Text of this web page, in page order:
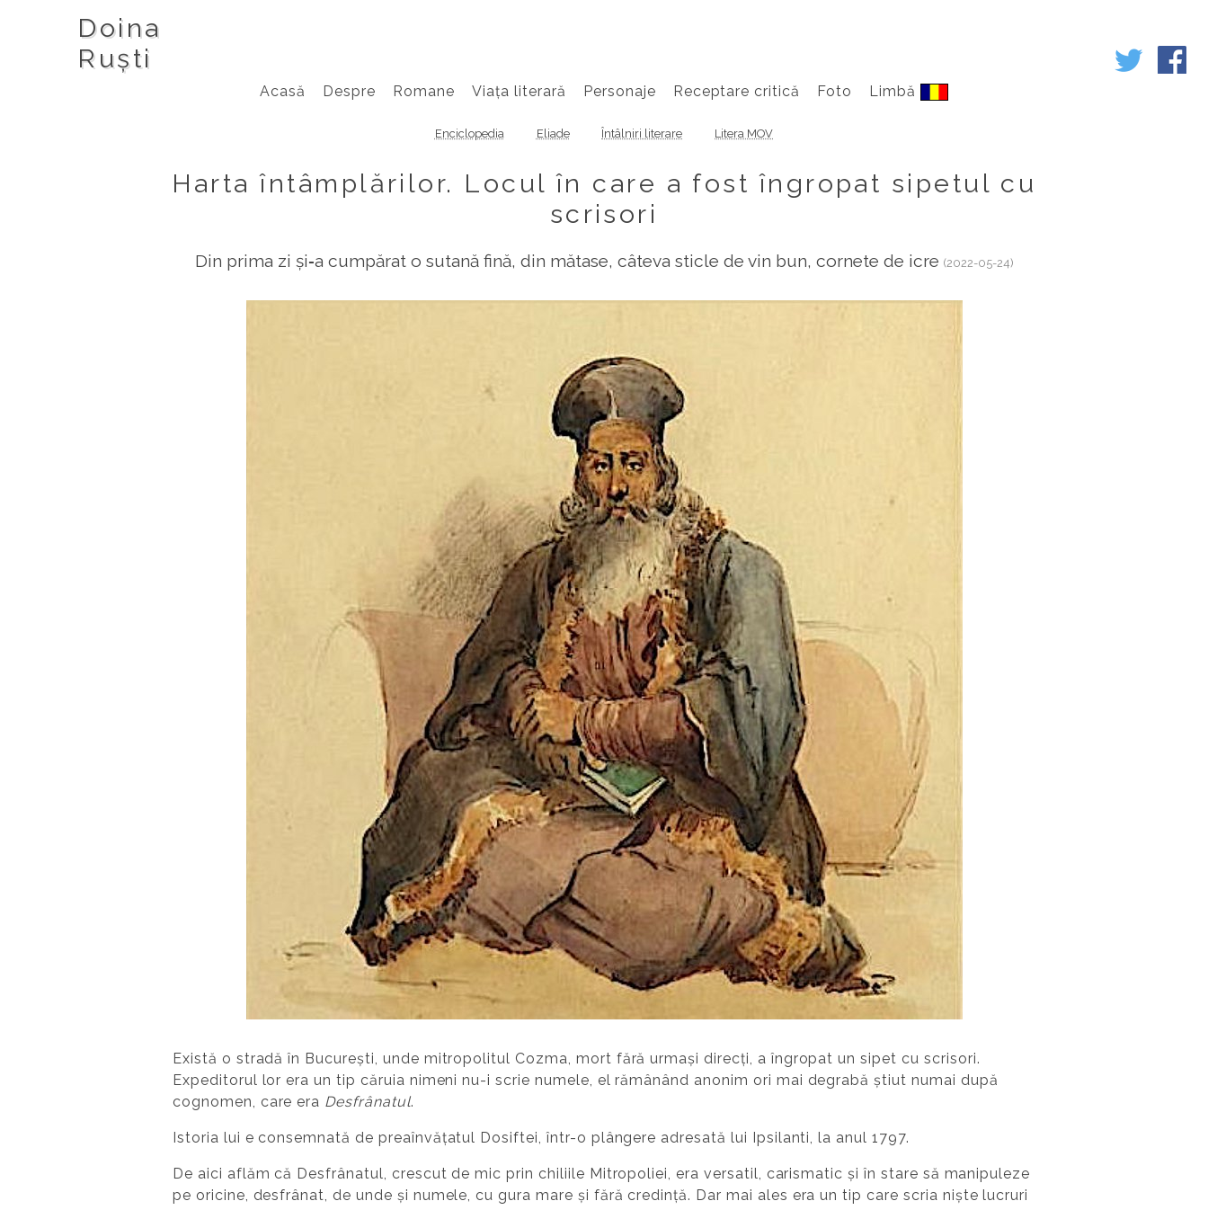
Doina
Ruști
Acasă Despre Romane Viața literară Personaje Receptare critică Foto Limbă
Enciclopedia Eliade Întâlniri literare Litera MOV
Harta întâmplărilor. Locul în care a fost îngropat sipetul cu
scrisori
Din prima zi și‑a cumpărat o sutană fină, din mătase, câteva sticle de vin bun, cornete de icre (2022-05-24)
Există o stradă în București, unde mitropolitul Cozma, mort fără urmași direcți, a îngropat un sipet cu scrisori.
Expeditorul lor era un tip căruia nimeni nu-i scrie numele, el rămânând anonim ori mai degrabă știut numai după
cognomen, care era Desfrânatul.
Istoria lui e consemnată de preaînvățatul Dosiftei, într-o plângere adresată lui Ipsilanti, la anul 1797.
De aici aflăm că Desfrânatul, crescut de mic prin chiliile Mitropoliei, era versatil, carismatic și în stare să manipuleze
pe oricine, desfrânat, de unde și numele, cu gura mare și fără credință. Dar mai ales era un tip care scria niște lucruri